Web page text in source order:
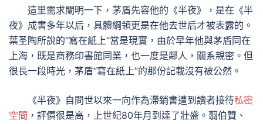
這里需求闡明一下，茅盾先容他的《半夜》，是在《半
夜》成書多年以后，具體綱領更是在他去世后才被表露的。
葉圣陶所說的“寫在紙上”當是現實，由於早年他與茅盾同在
上海，既是商務印書館同業，也一度是鄰人，關系親密。但
很長一段時光，茅盾“寫在紙上”的那份記載沒有被公然。
《半夜》自問世以來一向作為滯銷書遭到讀者接待私密
空間 ，評價很是高，上世紀80年月到達了壯盛。翦伯贊、